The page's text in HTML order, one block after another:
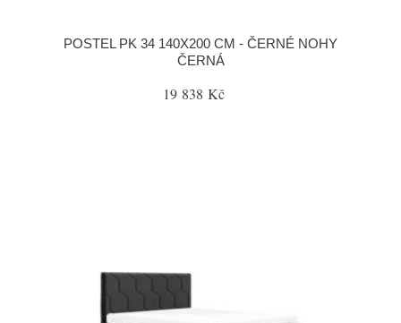
POSTEL PK 34 140X200 CM - ČERNÉ NOHY
ČERNÁ
19 838 Kč